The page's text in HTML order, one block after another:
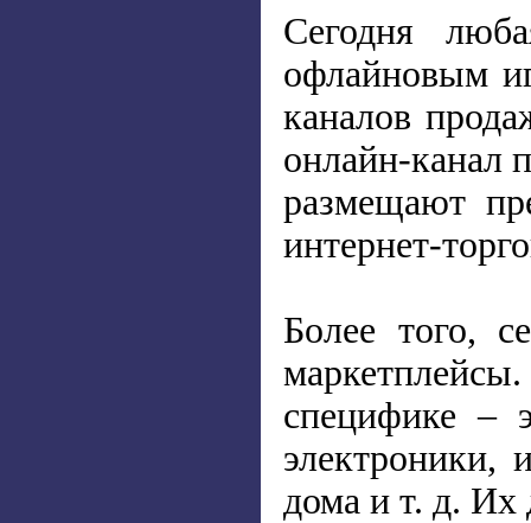
Сегодня
офлайновым
каналов
онлайн-канал
размещают
интернет-
Более того,
специфике –
электроники,
дома и т. д. Их